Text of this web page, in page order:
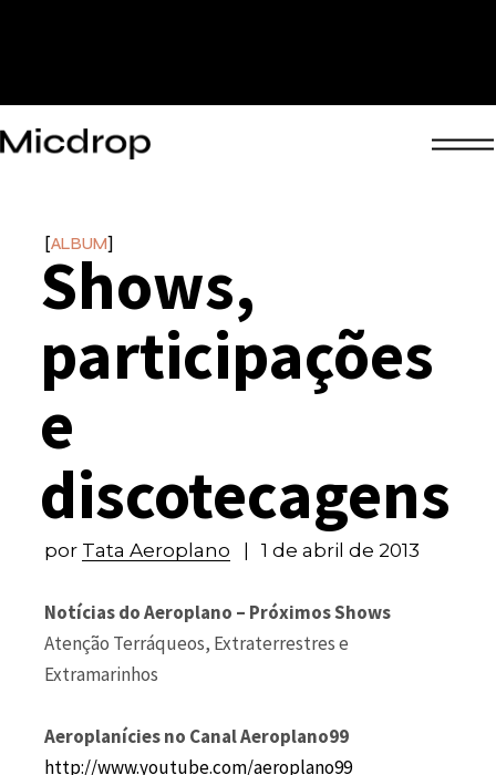
ALBUM
Shows,
participações
e
discotecagens
por Tata Aeroplano 1 de abril de 2013
Notícias do Aeroplano – Próximos Shows
Atenção Terráqueos, Extraterrestres e
Extramarinhos
Aeroplanícies no Canal Aeroplano99
http://www.youtube.com/aeroplano99